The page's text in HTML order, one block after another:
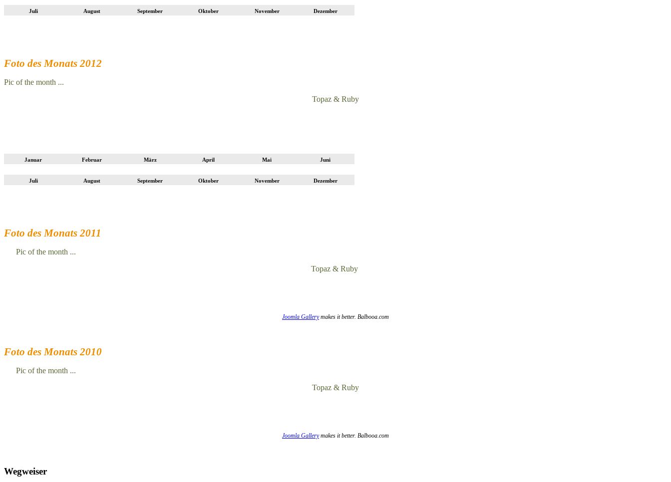
Juli August September Oktober November Dezember
Foto des Monats 2012
Pic of the month ...
Topaz & Ruby
Januar Februar März April Mai Juni
Juli August September Oktober November Dezember
Foto des Monats 2011
Pic of the month ...
Topaz & Ruby
Joomla Gallerymakes it better. Balbooa.com
Foto des Monats 2010
Pic of the month ...
Topaz & Ruby
Joomla Gallerymakes it better. Balbooa.com
Wegweiser